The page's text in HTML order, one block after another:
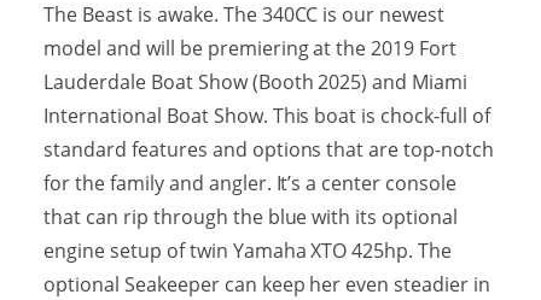
The Beast is awake. The 340CC is our newest
model and will be premiering at the 2019 Fort
Lauderdale Boat Show (Booth 2025) and Miami
International Boat Show. This boat is chock-full of
standard features and options that are top-notch
for the family and angler. It’s a center console
that can rip through the blue with its optional
engine setup of twin Yamaha XTO 425hp. The
optional Seakeeper can keep her even steadier in